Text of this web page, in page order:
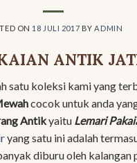
ON 18 JULI 2017 BYADMIN
ANTIK
satu koleksi kami yang
cocok untuk anda
Antikyaitu Lemari
yang satu ini adalah
diburu oleh kalangan